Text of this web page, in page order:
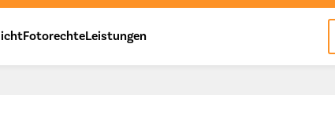
FotorechteLeistungen